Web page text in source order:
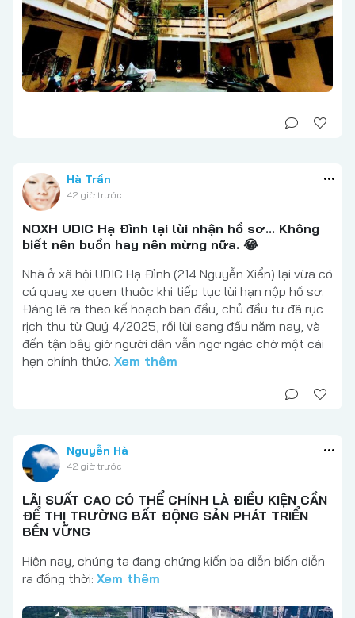
Hà Trần
42 giờ trước
NOXH UDIC Hạ Đình lại lùi nhận hồ sơ... Không
biết nên buồn hay nên mừng nữa. 😂
Nhà ở xã hội UDIC Hạ Đình (214 Nguyễn Xiển) lại vừa có
cú quay xe quen thuộc khi tiếp tục lùi hạn nộp hồ sơ.
Đáng lẽ ra theo kế hoạch ban đầu, chủ đầu tư đã rục
rịch thu từ Quý 4/2025, rồi lùi sang đầu năm nay, và
đến tận bây giờ người dân vẫn ngơ ngác chờ một cái
hẹn chính thức. Xem thêm
Nguyễn Hà
42 giờ trước
LÃI SUẤT CAO CÓ THỂ CHÍNH LÀ ĐIỀU KIỆN CẦN
ĐỂ THỊ TRƯỜNG BẤT ĐỘNG SẢN PHÁT TRIỂN
BỀN VỮNG
Hiện nay, chúng ta đang chứng kiến ba diễn biến diễn
ra đồng thời: Xem thêm